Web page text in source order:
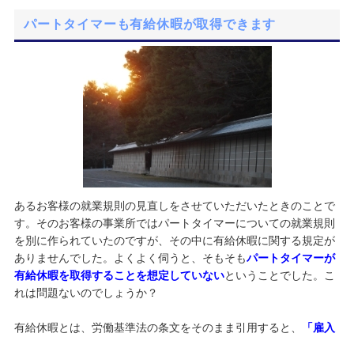
パートタイマーも有給休暇が取得できます
あるお客様の就業規則の見直しをさせていただいたときのことで
す。そのお客様の事業所ではパートタイマーについての就業規則
を別に作られていたのですが、その中に有給休暇に関する規定が
ありませんでした。よくよく伺うと、そもそもパートタイマーが
有給休暇を取得することを想定していないということでした。こ
れは問題ないのでしょうか？
有給休暇とは、労働基準法の条文をそのまま引用すると、
「雇入